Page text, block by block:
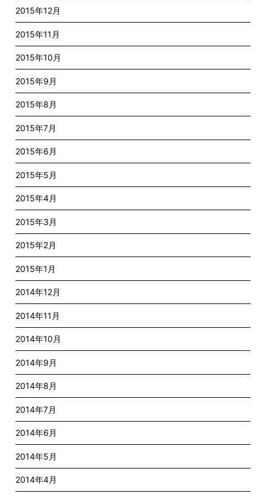
2015年12月
2015年11月
2015年10月
2015年9月
2015年8月
2015年7月
2015年6月
2015年5月
2015年4月
2015年3月
2015年2月
2015年1月
2014年12月
2014年11月
2014年10月
2014年9月
2014年8月
2014年7月
2014年6月
2014年5月
2014年4月